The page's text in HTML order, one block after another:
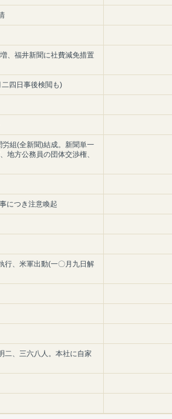
、福井新聞に社費減免措置
四日事後検閲も)
組(全新聞)結成。新聞単一
地方公務員の団体交渉権、
につき注意喚起
行、米軍出動(一〇月九日解
二、三六八人。本社に自家